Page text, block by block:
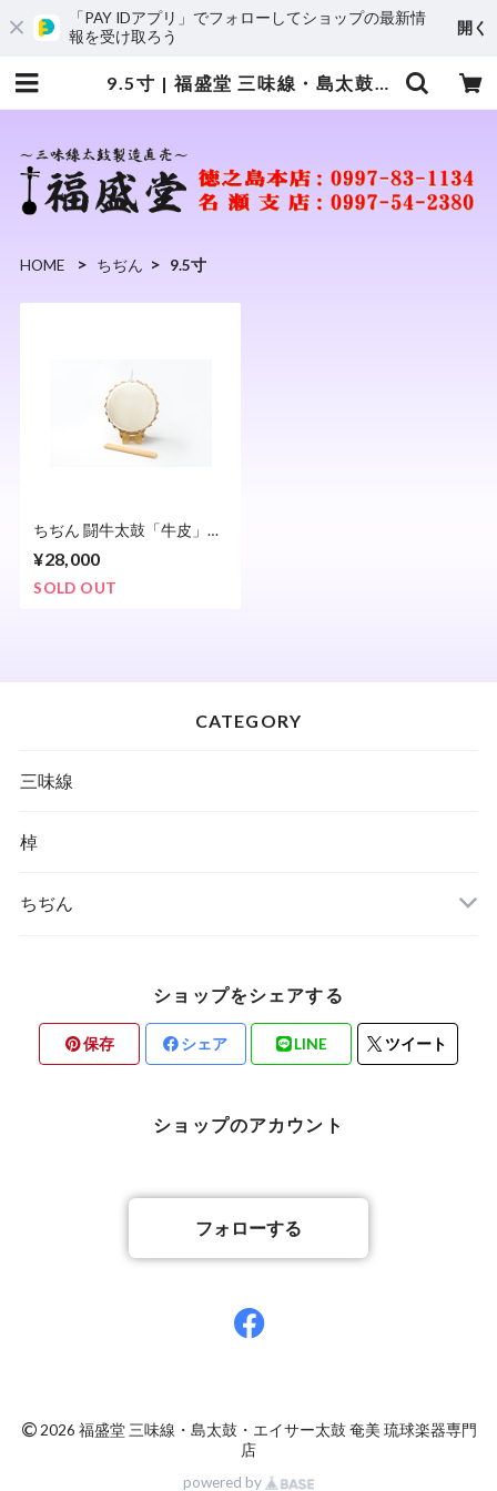
「PAY IDアプリ」でフォローしてショップの最新情
報を受け取ろう
開く
9.5寸 | 福盛堂 三味線・島太鼓・エイサー太鼓 奄美 琉球楽器専門店
HOME ちぢん 9.5寸
ちぢん 闘牛太鼓「牛皮」
¥28,000
SOLD OUT
CATEGORY
三味線
棹
ちぢん
ショップをシェアする
保存 シェア LINE ツイート
ショップのアカウント
フォローする
©2026 福盛堂 三味線・島太鼓・エイサー太鼓 奄美 琉球楽器専門
店
powered by